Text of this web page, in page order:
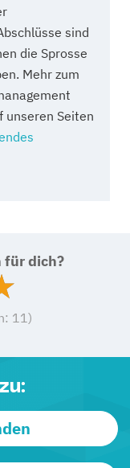
sind
die Sprosse
Mehr zum
unseren Seiten
für dich?
11)